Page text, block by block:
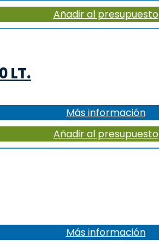
Añadir al presupuesto
LT.
Más información
Añadir al presupuesto
Más información